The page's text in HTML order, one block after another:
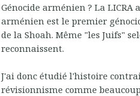
Génocide arménien ? La LICRA
arménien est le premier
de la Shoah. Même "les Juifs"
reconnaissent.
J'ai donc étudié l'histoire
révisionnisme comme